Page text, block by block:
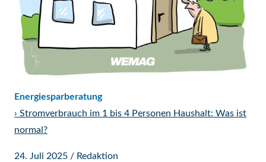
Energiesparberatung
› Stromverbrauch im 1 bis 4 Personen Haushalt: Was ist
normal?
24. Juli 2025 / Redaktion